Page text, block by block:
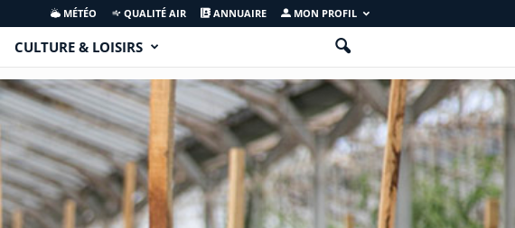
MÉTÉO QUALITÉ AIR ANNUAIRE MON PROFIL
CULTURE & LOISIRS